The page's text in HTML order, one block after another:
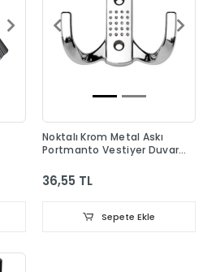
Noktalı Krom Metal Askı
Portmanto Vestiyer Duvar
36,55 TL
Sepete Ekle